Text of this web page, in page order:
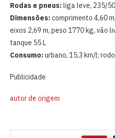
Rodas e pneus:liga leve, 235/
Dimensões:comprimento 4,60
eixos 2,69 m, peso 1770 kg, vão
tanque 55 L
Consumo:urbano, 15,3 km/l;
Publicidade
autor de origem